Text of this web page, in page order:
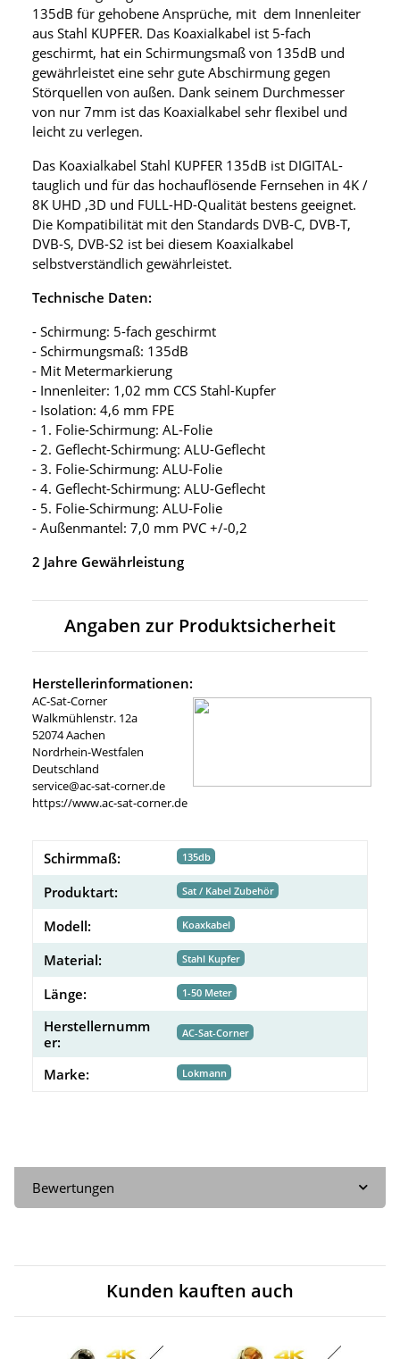
135dB für gehobene Ansprüche, mit dem Innenleiter
aus Stahl KUPFER. Das Koaxialkabel ist 5-fach
geschirmt, hat ein Schirmungsmaß von 135dB und
gewährleistet eine sehr gute Abschirmung gegen
Störquellen von außen. Dank seinem Durchmesser
von nur 7mm ist das Koaxialkabel sehr flexibel und
leicht zu verlegen.
Das Koaxialkabel Stahl KUPFER 135dB ist DIGITAL-
tauglich und für das hochauflösende Fernsehen in 4K /
8K UHD ,3D und FULL-HD-Qualität bestens geeignet.
Die Kompatibilität mit den Standards DVB-C, DVB-T,
DVB-S, DVB-S2 ist bei diesem Koaxialkabel
selbstverständlich gewährleistet.
Technische Daten:
- Schirmung: 5-fach geschirmt
- Schirmungsmaß: 135dB
- Mit Metermarkierung
- Innenleiter: 1,02 mm CCS Stahl-Kupfer
- Isolation: 4,6 mm FPE
- 1. Folie-Schirmung: AL-Folie
- 2. Geflecht-Schirmung: ALU-Geflecht
- 3. Folie-Schirmung: ALU-Folie
- 4. Geflecht-Schirmung: ALU-Geflecht
- 5. Folie-Schirmung: ALU-Folie
- Außenmantel: 7,0 mm PVC +/-0,2
2 Jahre Gewährleistung
Angaben zur Produktsicherheit
Herstellerinformationen:
AC-Sat-Corner
Walkmühlenstr. 12a
52074 Aachen
Nordrhein-Westfalen
Deutschland
service@ac-sat-corner.de
https://www.ac-sat-corner.de
Schirmmaß: 135db
Produktart: Sat / Kabel Zubehör
Modell: Koaxkabel
Material: Stahl Kupfer
Länge: 1-50 Meter
Herstellernumm
er:
AC-Sat-Corner
Marke: Lokmann
Bewertungen
Kunden kauften auch